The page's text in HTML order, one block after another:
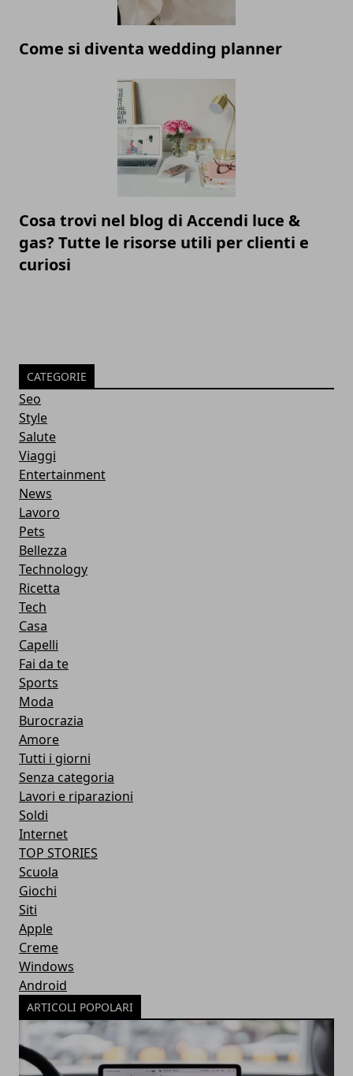
Come si diventa wedding planner
Cosa trovi nel blog di Accendi luce &
gas? Tutte le risorse utili per clienti e
curiosi
CATEGORIE
Seo
Style
Salute
Viaggi
Entertainment
News
Lavoro
Pets
Bellezza
Technology
Ricetta
Tech
Casa
Capelli
Fai da te
Sports
Moda
Burocrazia
Amore
Tutti i giorni
Senza categoria
Lavori e riparazioni
Soldi
Internet
TOP STORIES
Scuola
Giochi
Siti
Apple
Creme
Windows
Android
ARTICOLI POPOLARI